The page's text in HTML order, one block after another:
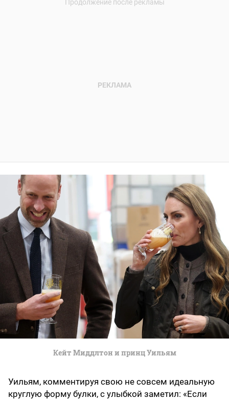
Кейт Миддлтон и принц Уильям
Уильям, комментируя свою не совсем идеальную
круглую форму булки, с улыбкой заметил: «Если